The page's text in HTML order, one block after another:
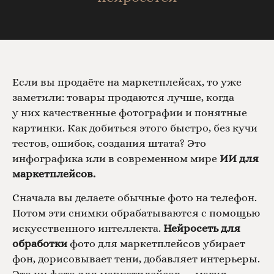
Если вы продаёте на маркетплейсах, то уже
заметили: товары продаются лучше, когда
у них качественные фотографии и понятные
картинки. Как добиться этого быстро, без кучи
тестов, ошибок, создания штата? Это
инфографика или в современном мире ИИ для
маркетплейсов.
Сначала вы делаете обычные фото на телефон.
Потом эти снимки обрабатываются с помощью
искусственного интеллекта. Нейросеть для
обработки фото для маркетплейсов убирает
фон, дорисовывает тени, добавляет интерьеры.